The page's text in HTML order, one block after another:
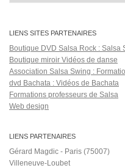
LIENS SITES PARTENAIRES
Boutique DVD Salsa Rock : Salsa
Boutique miroir Vidéos de danse
Association Salsa Swing :
dvd Bachata : Vidéos de Bachata
Formations professeurs de Salsa
Web design
LIENS PARTENAIRES
Gérard Magdic - Paris (75007)
Villeneuve-Loubet